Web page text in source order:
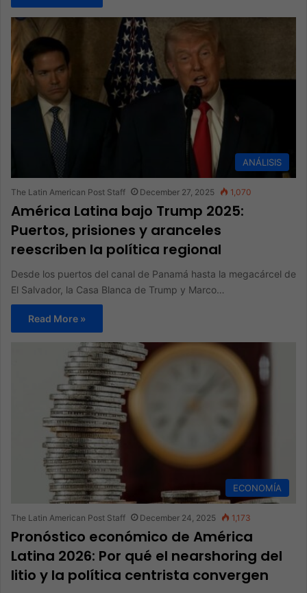
ANÁLISIS
The Latin American Post Staff December 27, 2025 1,070
América Latina bajo Trump 2025:
Puertos, prisiones y aranceles
reescriben la política regional
Desde los puertos del canal de Panamá hasta la megacárcel de
El Salvador, la Casa Blanca de Trump y Marco…
Read More »
ECONOMÍA
The Latin American Post Staff December 24, 2025 1,173
Pronóstico económico de América
Latina 2026: Por qué el nearshoring del
litio y la política centrista convergen